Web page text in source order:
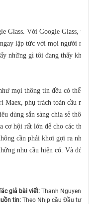
Glass. Với Google Glass, tất
lập tức với mọi người
những gì tôi đang thấy
mọi thông tin đều có thể
phụ trách toàn cầu
dùng sẵn sàng chia sẻ thông
cơ hội rất lớn để cho các
cần phải khơi gợi ra
nhu cầu hiện có. Và đó là
giả bài viết: Thanh Nguyen
tin: Theo Nhịp cầu Đầu tư